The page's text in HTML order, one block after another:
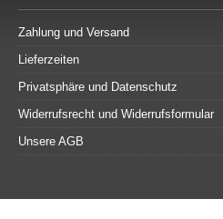
Zahlung und Versand
Lieferzeiten
Privatsphäre und Datenschutz
Widerrufsrecht und Widerrufsformular
Unsere AGB